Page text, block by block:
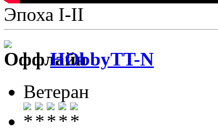
Эпоха I-II
HObbyTT-N
Ветеран